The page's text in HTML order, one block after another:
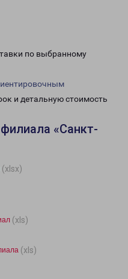
по выбранному
и детальную стоимость
«Санкт-
(xlsx)
(xls)
(xls)